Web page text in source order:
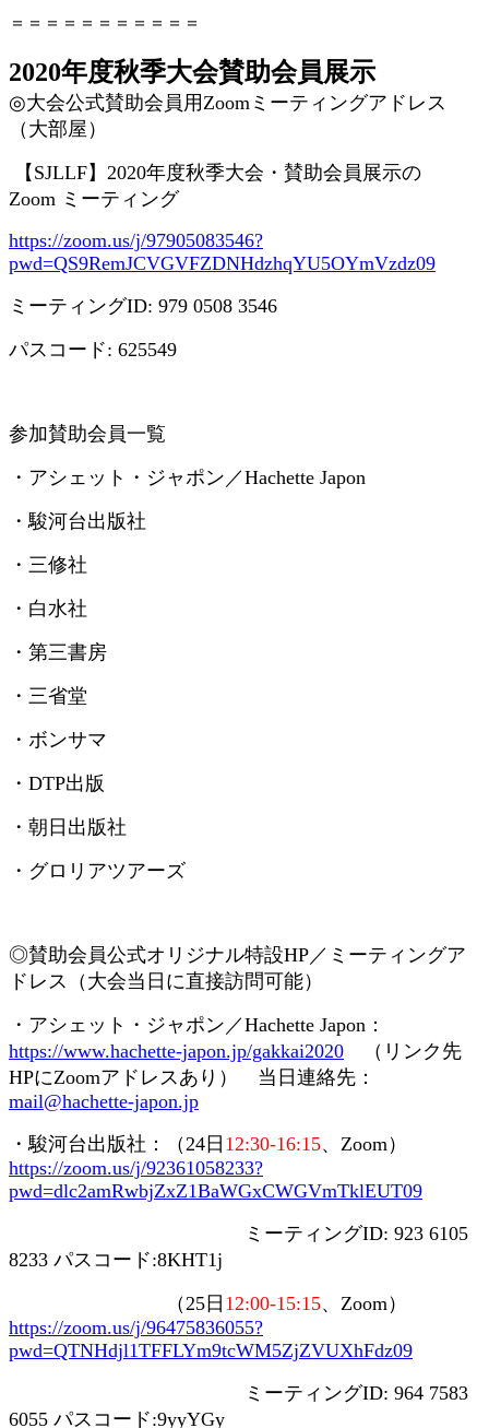
＝＝＝＝＝＝＝＝＝＝＝
2020年度秋季大会賛助会員展示
◎大会公式賛助会員用Zoom ミーティングアドレス
（大部屋）
【 SJLLF】 2020年度秋季大会・賛助会員展示の
Zoom ミーティング
https://zoom.us/j/97905083546?
pwd=QS9RemJCVGVFZDNHdzhqYU5OYmVzdz09
ミーティングID: 979 0508 3546
パスコード: 625549
参加賛助会員一覧
・アシェット・ジャポン／Hachette Japon
・駿河台出版社
・三修社
・白水社
・第三書房
・三省堂
・ボンサマ
・ DTP出版
・朝日出版社
・グロリアツアーズ
◎賛助会員公式オリジナル特設HP／ミーティングア
ドレス（大会当日に直接訪問可能）
・アシェット・ジャポン／Hachette Japon ：
https://www.hachette-japon.jp/gakkai2020 （リンク先
HPにZoomアドレスあり） 当日連絡先：
mail@hachette-japon.jp
・駿河台出版社：（24 日 12:30-16:15、 Zoom）
https://zoom.us/j/92361058233?
pwd=dlc2amRwbjZxZ1BaWGxCWGVmTklEUT09
ミーティングID: 923 6105
8233 パスコード:8KHT1j
（25 日 12:00-15:15、 Zoom）
https://zoom.us/j/96475836055?
pwd=QTNHdjl1TFFLYm9tcWM5ZjZVUXhFdz09
ミーティングID: 964 7583
6055 パスコード:9yyYGy